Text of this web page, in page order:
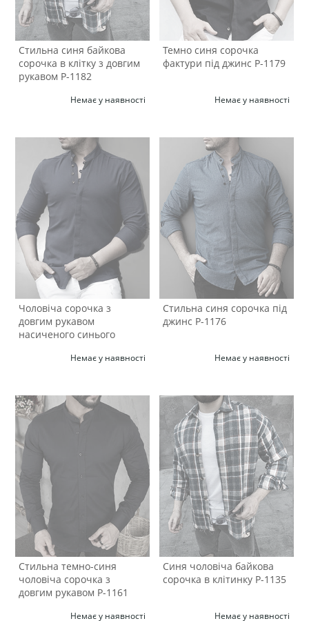
Стильна синя байкова
сорочка в клітку з довгим
рукавом Р-1182
Немає у наявності
Темно синя сорочка
фактури під джинс Р-1179
Немає у наявності
Чоловіча сорочка з
довгим рукавом
насиченого синього
Немає у наявності
Стильна синя сорочка під
джинс Р-1176
Немає у наявності
Стильна темно-синя
чоловіча сорочка з
довгим рукавом Р-1161
Немає у наявності
Синя чоловіча байкова
сорочка в клітинку Р-1135
Немає у наявності